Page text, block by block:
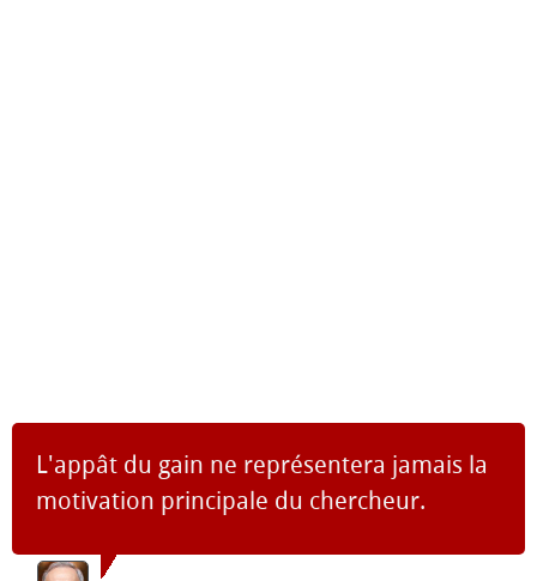
L'appât du gain ne représentera jamais la
motivation principale du chercheur.